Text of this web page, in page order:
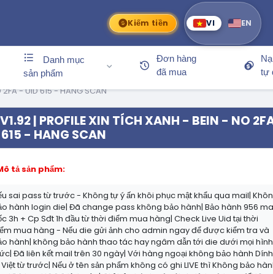
Kiếm tiền VI EN
Danh mục
sản phẩm
Đơn hàng
đã mua
tự
2FA - UID 615 - HANG SCAN
V1.92 | PROFILE XIN TÍCH XANH - BEIN - NO
- HANG SCAN
tả sản phẩm:
sai pass từ trước - Không tự ý ấn khôi phục mật khẩu qua mail|
hành login die| Đã change pass không bảo hành| Bảo hành 956
3h + Cp Sđt 1h đầu từ thời điểm mua hàng| Check Live Uid tại thời
mua hàng - Nếu die gửi ảnh cho admin ngay để được kiểm tra và
hành| không bảo hành thao tác hay ngâm dẫn tới die dưới mọi hình
Đã liên kết mail trên 30 ngày| Với hàng ngoại không bảo hành Dính
từ trước| Nếu ở tên sản phẩm không có ghi LIVE thì Không bảo